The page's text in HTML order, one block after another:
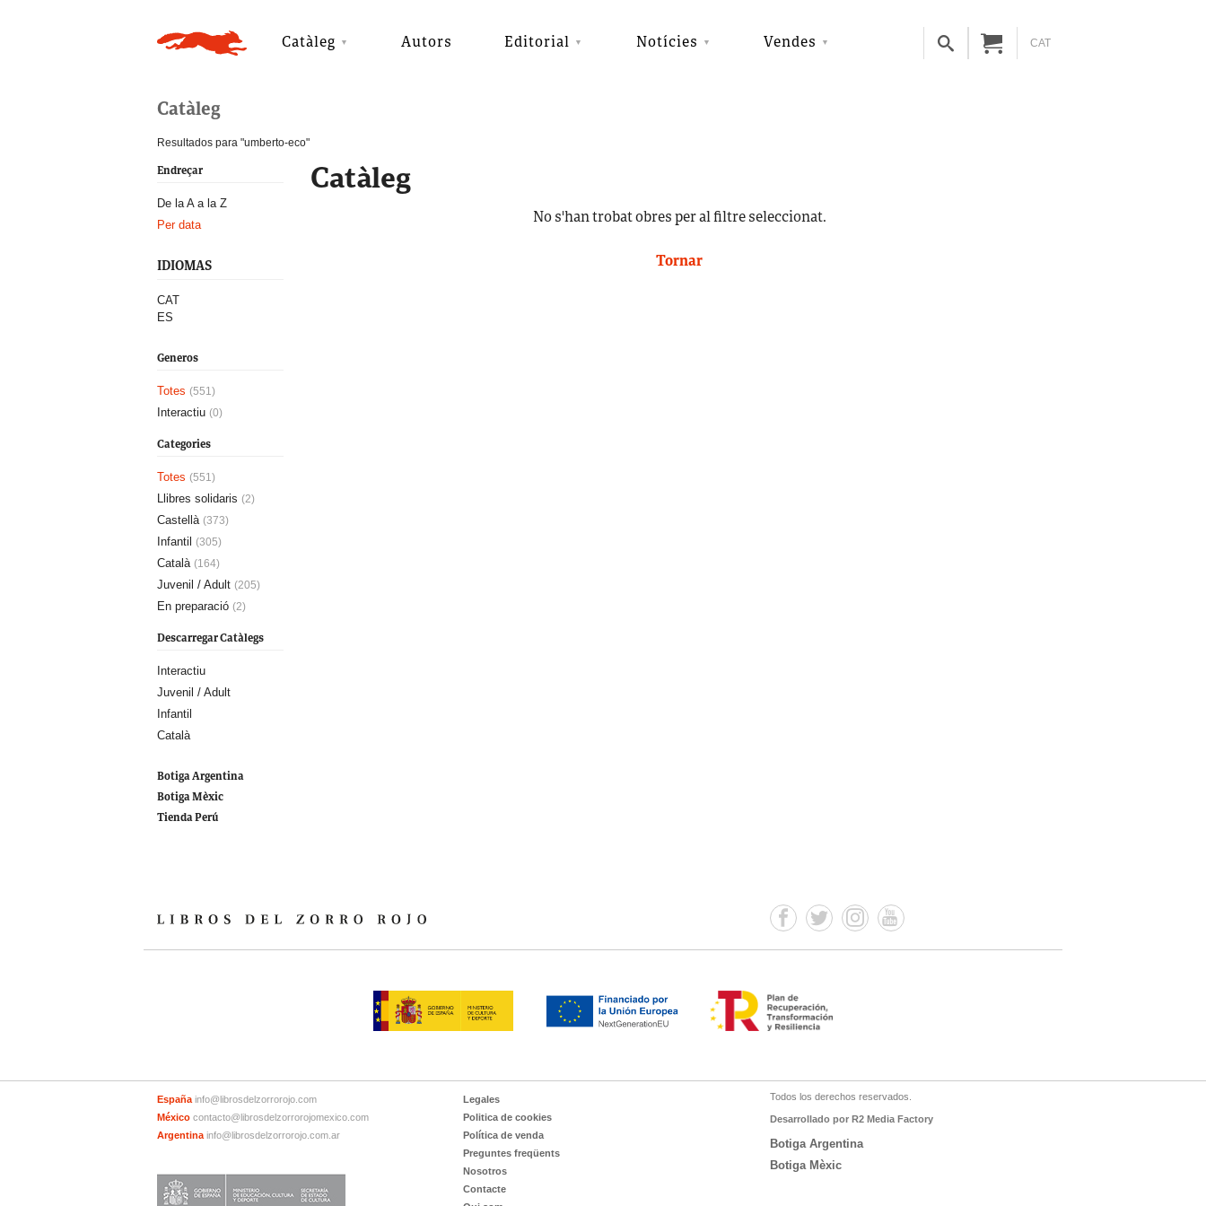
Catàleg Autors Editorial Notícies Vendes CAT
Catàleg
Resultados para "umberto-eco"
Endreçar
De la A a la Z
Per data
IDIOMAS
CAT
ES
Generos
Totes (551)
Interactiu (0)
Categories
Totes (551)
Llibres solidaris (2)
Castellà (373)
Infantil (305)
Català (164)
Juvenil / Adult (205)
En preparació (2)
Descarregar Catàlegs
Interactiu
Juvenil / Adult
Infantil
Català
Botiga Argentina
Botiga Mèxic
Tienda Perú
Catàleg
No s'han trobat obres per al filtre seleccionat.
Tornar
España info@librosdelzorrorojo.com
México contacto@librosdelzorrorojomexico.com
Argentina info@librosdelzorrorojo.com.ar
Legales
Politica de cookies
Política de venda
Preguntes freqüents
Nosotros
Contacte
Todos los derechos reservados.
Desarrollado por R2 Media Factory
Botiga Argentina
Botiga Mèxic